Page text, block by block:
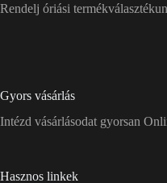
Rendelj óriási
Gyors vásárlás
Intézd vásárlásodat gyorsan
Hasznos linkek